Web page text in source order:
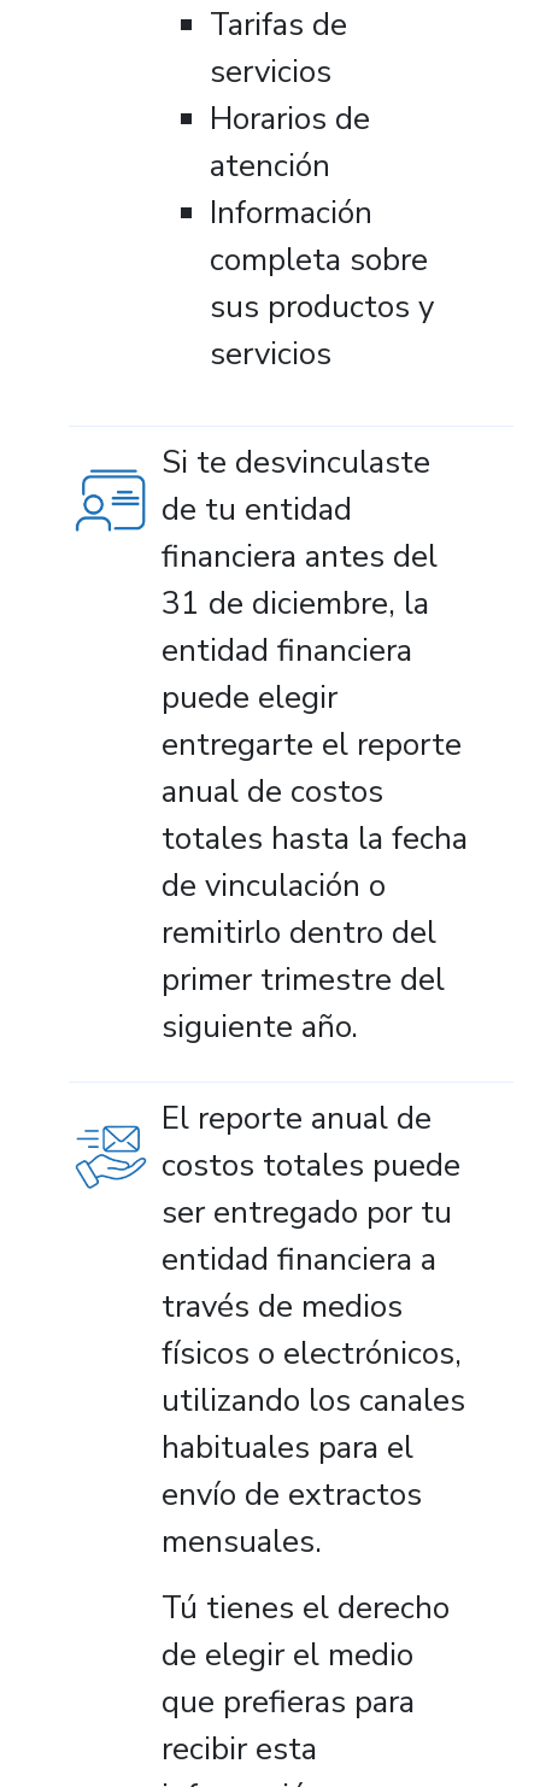
Tarifas de
servicios
Horarios de
atención
Información
completa sobre
sus productos y
servicios
Si te desvinculaste
de tu entidad
financiera antes del
31 de diciembre, la
entidad financiera
puede elegir
entregarte el reporte
anual de costos
totales hasta la fecha
de vinculación o
remitirlo dentro del
primer trimestre del
siguiente año.
El reporte anual de
costos totales puede
ser entregado por tu
entidad financiera a
través de medios
físicos o electrónicos,
utilizando los canales
habituales para el
envío de extractos
mensuales.
Tú tienes el derecho
de elegir el medio
que prefieras para
recibir esta